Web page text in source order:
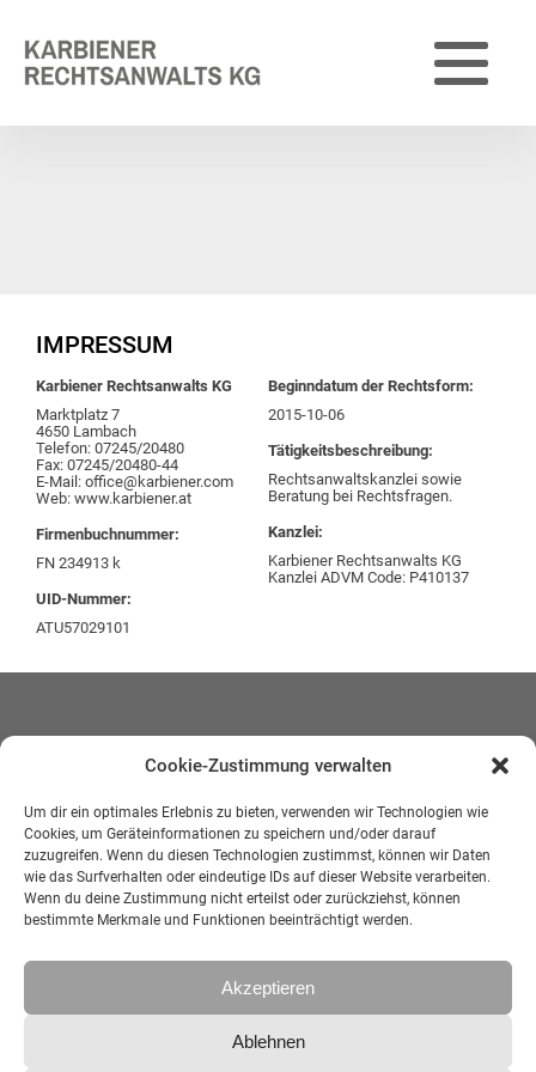
Cookie-Zustimmung verwalten
Um dir ein optimales Erlebnis zu bieten, verwenden wir Technologien wie
Cookies, um Geräteinformationen zu speichern und/oder darauf
zuzugreifen. Wenn du diesen Technologien zustimmst, können wir Daten
wie das Surfverhalten oder eindeutige IDs auf dieser Website verarbeiten.
Wenn du deine Zustimmung nicht erteilst oder zurückziehst, können
bestimmte Merkmale und Funktionen beeinträchtigt werden.
Akzeptieren
Ablehnen
IMPRESSUM
Karbiener Rechtsanwalts KG
Marktplatz 7
4650 Lambach
Telefon: 07245/20480
Fax: 07245/20480-44
E-Mail: office@karbiener.com
Web: www.karbiener.at
Firmenbuchnummer:
FN 234913 k
UID-Nummer:
ATU57029101
Beginndatum der Rechtsform:
2015-10-06
Tätigkeitsbeschreibung:
Rechtsanwaltskanzlei sowie
Beratung bei Rechtsfragen.
Kanzlei:
Karbiener Rechtsanwalts KG
Kanzlei ADVM Code: P410137
Marktplatz 7
4650 Lambach
Telefon: 07245 20480
Fax: 07245 20480-44
Kontakt